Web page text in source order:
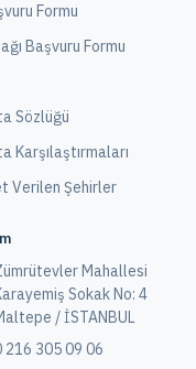
Formu
Başvuru Formu
Sözlüğü
Karşılaştırmaları
Verilen Şehirler
Mahallesi
Sokak No: 4
/ İSTANBUL
216 305 09 06